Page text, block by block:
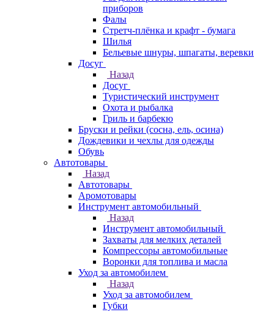
приборов
Фалы
Стретч-плёнка и крафт - бумага
Шилья
Бельевые шнуры, шпагаты, веревки
Досуг
Назад
Досуг
Туристический инструмент
Охота и рыбалка
Гриль и барбекю
Бруски и рейки (сосна, ель, осина)
Дождевики и чехлы для одежды
Обувь
Автотовары
Назад
Автотовары
Аромотовары
Инструмент автомобильный
Назад
Инструмент автомобильный
Захваты для мелких деталей
Компрессоры автомобильные
Воронки для топлива и масла
Уход за автомобилем
Назад
Уход за автомобилем
Губки